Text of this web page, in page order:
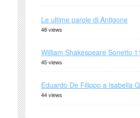
Le ultime parole di Antigone
48 views
William Shakespeare Sonetto
45 views
Eduardo De Filippo a Isabella
44 views